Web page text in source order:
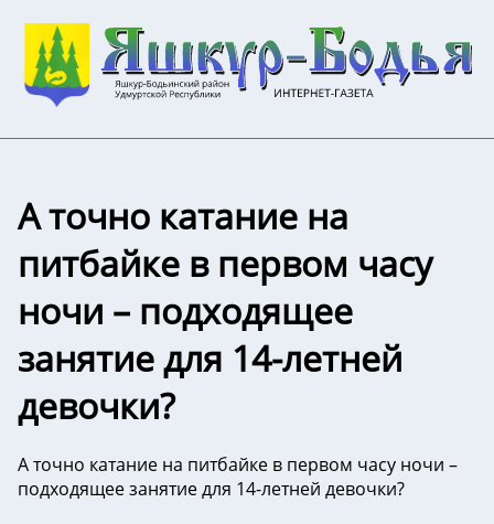
А точно катание на
питбайке в первом часу
ночи – подходящее
занятие для 14-летней
девочки?
А точно катание на питбайке в первом часу ночи –
подходящее занятие для 14-летней девочки?